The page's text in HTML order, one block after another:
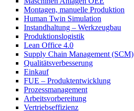
Montagen, manuelle Produktion
Human Twin Simulation
Instandhaltung – Werkzeugbau
Produktionslogistik
Lean Office 4.0
Supply Chain Management (SCM)
Qualitätsverbesserung
Einkauf
FUE – Produktentwicklung
Prozessmanagement
Arbeitsvorbereitung
Vertriebseffizienz